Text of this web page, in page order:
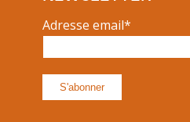
Adresse email*